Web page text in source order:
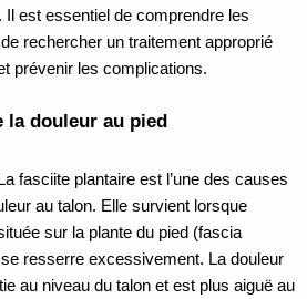
Il est essentiel de comprendre les
rechercher un traitement approprié
prévenir les complications.
la douleur au pied
La fasciite plantaire est l’une des causes
au talon. Elle survient lorsque
sur la plante du pied (fascia
resserre excessivement. La douleur
au niveau du talon et est plus aiguë au